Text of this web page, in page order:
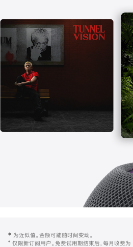
口
中
打
开)
页
注
‡ 为近似值。金额可能随时间变动。
⁺ 仅限新订阅用户。免费试用期结束后，每月收费